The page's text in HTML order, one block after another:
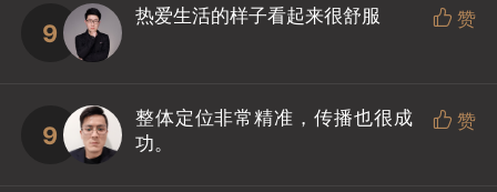
9
热爱生活的样子看起来很舒服  赞
9
整体定位非常精准，传播也很成
功。
 赞